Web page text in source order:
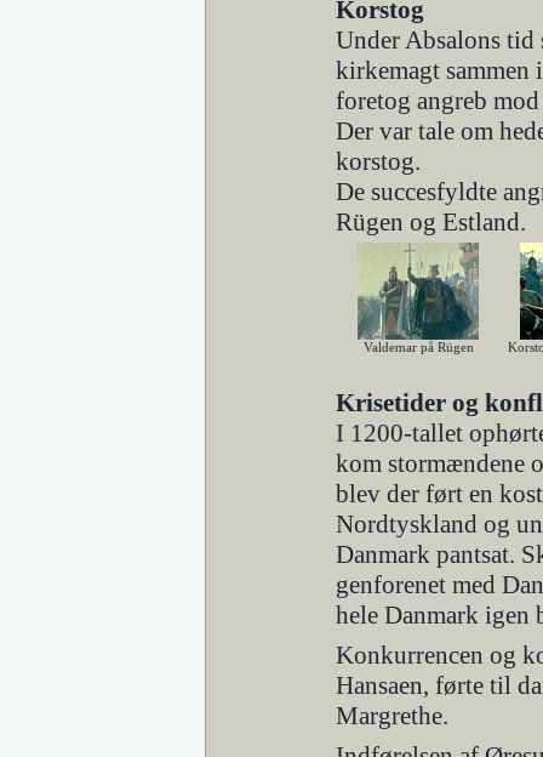
Korstog
Under Absalons
kirkemagt sammen
foretog angreb
Der var tale om
korstog.
De succesfyldte
Rügen og Estland.
Valdemar på Rügen
Krisetider og
I 1200-tallet
kom stormændene
blev der ført en
Nordtyskland og
Danmark pantsat.
genforenet med
hele Danmark igen
Konkurrencen og
Hansaen, førte til
Margrethe.